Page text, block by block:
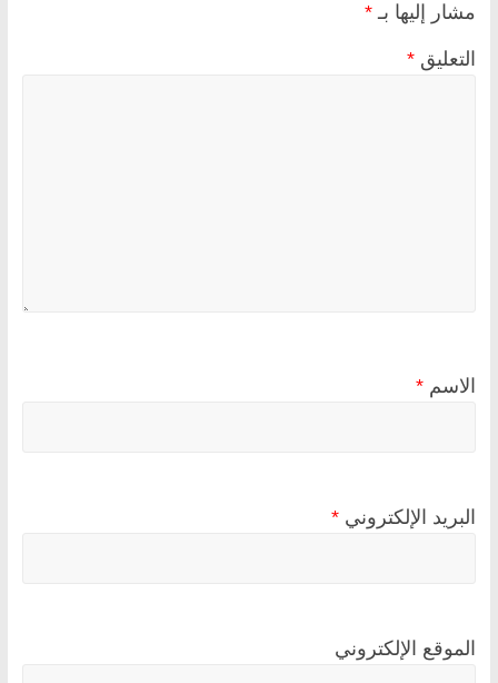
مشار إليها بـ *
التعليق *
الاسم *
البريد الإلكتروني *
الموقع الإلكتروني